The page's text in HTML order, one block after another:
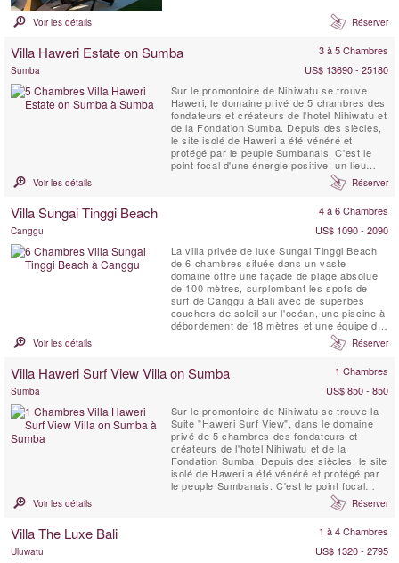
pour les réunions de famille et les
rencontres. Que vous soyez 2 ou 12, notre
s'occupera de tous vos besoins.
Voir les détails Réserver
Villa Haweri Estate on Sumba 3 à 5 Chambres
Sumba
US$ 13690 - 25180
Sur le promontoire de Nihiwatu se trouve
Haweri, le domaine privé de 5 chambres des
fondateurs et créateurs de l'hotel Nihiwatu et
de la Fondation Sumba. Depuis des siècles,
le site isolé de Haweri a été vénéré et
protégé par le peuple Sumbanais. C'est le
point focal d'une énergie positive, un lieu
d'une beauté exceptionnelle qui est entouré
par la mer et la jungle tropicale vierge, une
Voir les détails Réserver
Villa Sungai Tinggi Beach 4 à 6 Chambres
Canggu
US$ 1090 - 2090
La villa privée de luxe Sungai Tinggi Beach
de 6 chambres située dans un vaste
domaine offre une façade de plage absolue
de 100 mètres, surplombant les spots de
surf de Canggu à Bali avec de superbes
couchers de soleil sur l'océan, une piscine à
débordement de 18 mètres et une équipe de
personnel professionnel pour choyer les
clients de la villa. Les propriétés comme la
Sungai Tinggi Beach Villa peut également
Voir les détails Réserver
Villa Haweri Surf View Villa on Sumba 1 Chambres
Sumba
US$ 850 - 850
Sur le promontoire de Nihiwatu se trouve la
Suite "Haweri Surf View", dans le domaine
privé de 5 chambres des fondateurs et
créateurs de l'hotel Nihiwatu et de la
Fondation Sumba. Depuis des siècles, le site
isolé de Haweri a été vénéré et protégé par
le peuple Sumbanais. C'est le point focal
d'une énergie positive, un lieu d'une beauté
exceptionnelle qui est entouré par la mer et
Voir les détails Réserver
Villa The Luxe Bali 1 à 4 Chambres
Uluwatu
US$ 1320 - 2795